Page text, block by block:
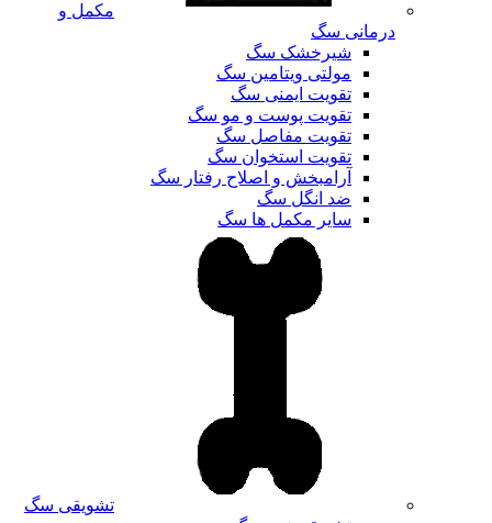
مکمل و
درمانی سگ
شیرخشک سگ
مولتی ویتامین سگ
تقویت ایمنی سگ
تقویت پوست و مو سگ
تقویت مفاصل سگ
تقویت استخوان سگ
آرامبخش و اصلاح رفتار سگ
ضد انگل سگ
سایر مکمل ها سگ
تشویقی سگ